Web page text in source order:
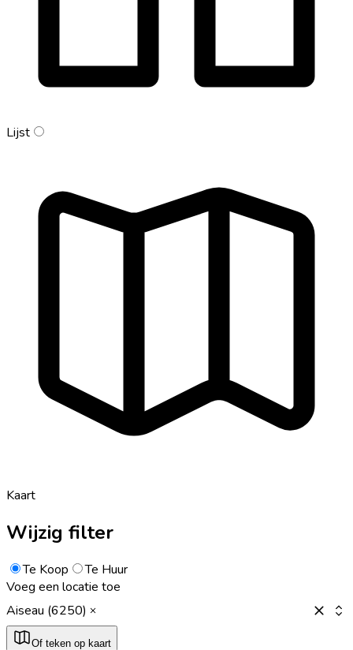
Lijst
Kaart
Wijzig filter
Te Koop
Te Huur
Voeg een locatie toe
Aiseau (6250)
Of teken op kaart